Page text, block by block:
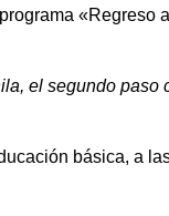
«Regreso
el segundo paso
básica, a